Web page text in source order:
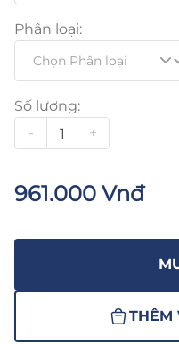
Phân loại:
Số lượng:
-
+
961.000 Vnđ
THÊM